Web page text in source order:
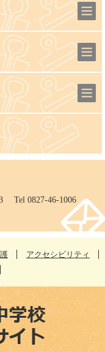
3 Tel 0827-46-1006
アクセシビリティ